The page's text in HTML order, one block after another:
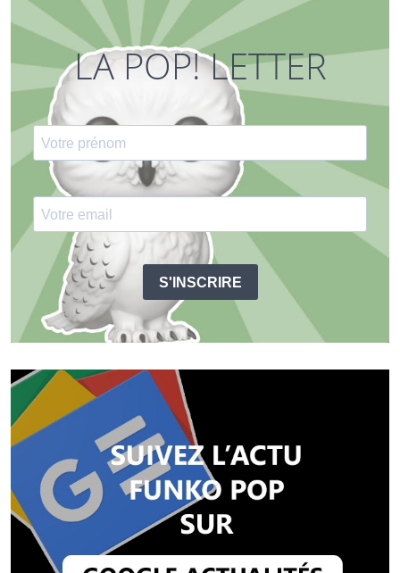
LA POP! LETTER
S'INSCRIRE